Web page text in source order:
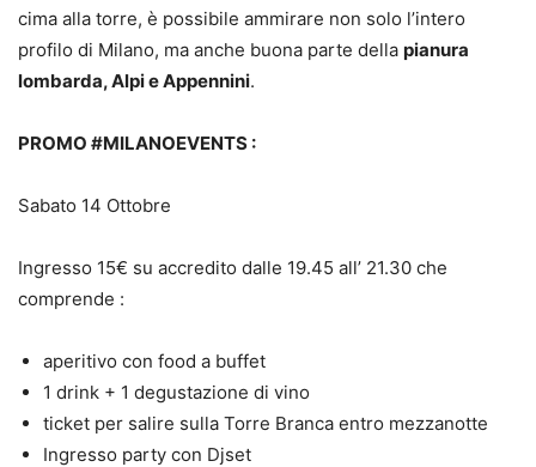
cima alla torre, è possibile ammirare non solo l’intero
profilo di Milano, ma anche buona parte della pianura
lombarda, Alpi e Appennini.
PROMO #MILANOEVENTS :
Sabato 14 Ottobre
Ingresso 15€ su accredito dalle 19.45 all’ 21.30 che
comprende :
aperitivo con food a buffet
1 drink + 1 degustazione di vino
ticket per salire sulla Torre Branca entro mezzanotte
Ingresso party con Djset